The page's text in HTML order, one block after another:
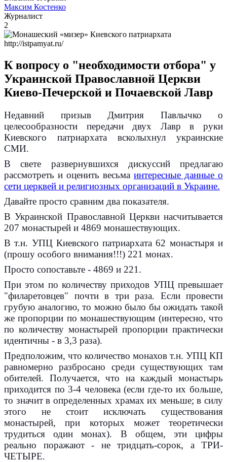
Максим Костенко
Журналист
2
http://istpamyat.ru/
К вопросу о "необходимости отбора" у
Украинской Православной Церкви
Киево-Печерской и Почаевской Лавр
Недавний призыв Дмитрия Павлычко о
целесообразности передачи двух Лавр в руки
Киевского патриархата всколыхнул украинские
СМИ.
В свете развернувшихся дискуссий предлагаю
рассмотреть и оценить весьма интересные данные о
сети церквей и религиозных организаций в Украине.
Давайте просто сравним два показателя.
В Украинской Православной Церкви насчитывается
207 монастырей и 4869 монашествующих.
В т.н. УПЦ Киевского патриархата 62 монастыря и
(прошу особого внимания!!!) 221 монах.
Просто сопоставьте - 4869 и 221.
При этом по количеству приходов УПЦ превышает
"филаретовцев" почти в три раза. Если провести
грубую аналогию, то можно было бы ожидать такой
же пропорции по монашествующим (интересно, что
по количеству монастырей пропорции практически
идентичны - в 3,3 раза).
Предположим, что количество монахов т.н. УПЦ КП
равномерно разбросано среди существующих там
обителей. Получается, что на каждый монастырь
приходится по 3-4 человека (если где-то их больше,
то значит в определенных храмах их меньше; в силу
этого не стоит исключать существования
монастырей, при которых может теоретически
трудиться один монах). В общем, эти цифры
реально поражают - не тридцать-сорок, а ТРИ-
ЧЕТЫРЕ.